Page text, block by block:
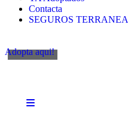
Contacta
SEGUROS TERRANEA
Adopta aqui!